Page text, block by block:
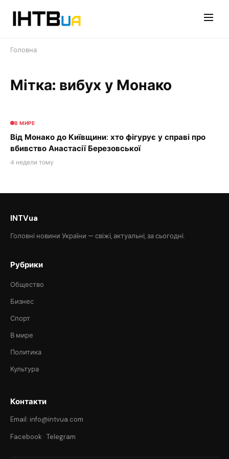
Головна
Мітка: вибух у Монако
В МИРЕ
Від Монако до Київщини: хто фігурує у справі про
вбивство Анастасії Березовської
4 недели тому
INTVua
Головні новини України — свіжі, актуальні, за сьогодні.
Рубрики
Общество
Бизнес
Спорт
В мире
Политика
Культура
Контакти
Email: info@intvua.com
Facebook · Telegram